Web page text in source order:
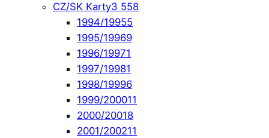
CZ/SK Karty3 558
1994/19955
1995/19969
1996/19971
1997/19981
1998/19996
1999/200011
2000/20018
2001/200211